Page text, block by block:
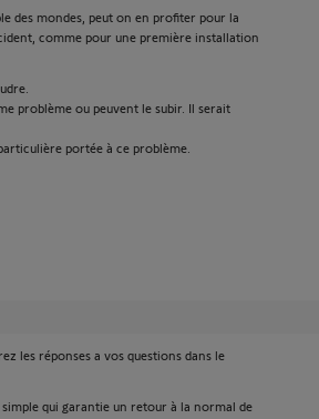
des mondes, peut on en profiter pour la
comme pour une première installation
problème ou peuvent le subir. Il serait
portée à ce problème.
les réponses a vos questions dans le
qui garantie un retour à la normal de